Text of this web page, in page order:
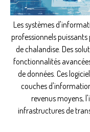
Les systèmes
professionnels
de chalandise. Des
fonctionnalités
de données. Ces
couches
revenus moyens,
infrastructures de